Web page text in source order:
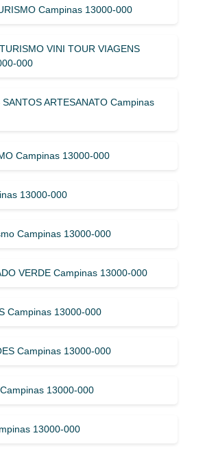
Campinas 13000-000
VINI TOUR VIAGENS
000
SANTOS ARTESANATO Campinas
Campinas 13000-000
13000-000
Campinas 13000-000
VERDE Campinas 13000-000
Campinas 13000-000
Campinas 13000-000
13000-000
13000-000